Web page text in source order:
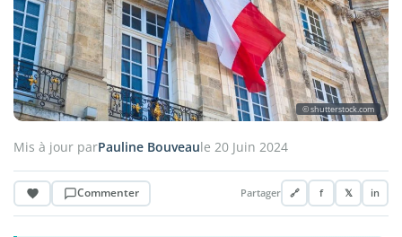
© shutterstock.com
Mis à jour parPauline Bouveaule 20 Juin 2024
Commenter Partager 🔗 f 𝕏 in